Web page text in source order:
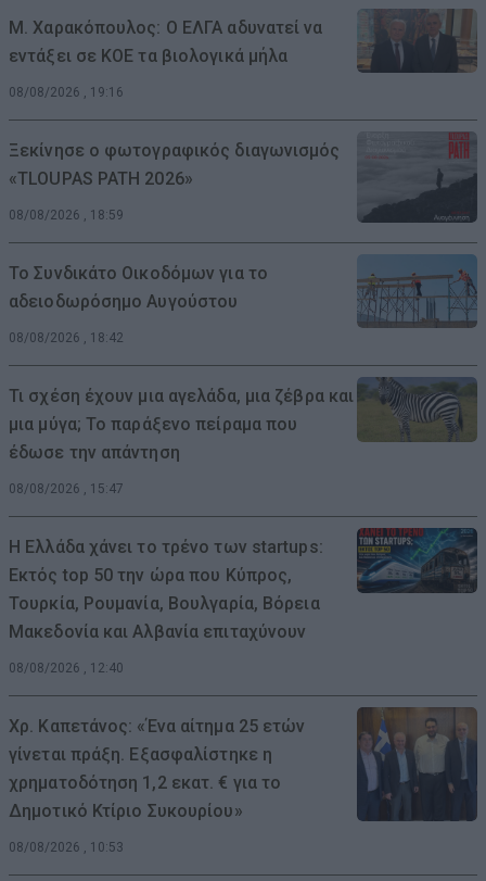
Μ. Χαρακόπουλος: Ο ΕΛΓΑ αδυνατεί να
εντάξει σε ΚΟΕ τα βιολογικά μήλα
08/08/2026 , 19:16
Ξεκίνησε ο φωτογραφικός διαγωνισμός
«TLOUPAS PATH 2026»
08/08/2026 , 18:59
Το Συνδικάτο Οικοδόμων για το
αδειοδωρόσημο Αυγούστου
08/08/2026 , 18:42
Τι σχέση έχουν μια αγελάδα, μια ζέβρα και
μια μύγα; Το παράξενο πείραμα που
έδωσε την απάντηση
08/08/2026 , 15:47
Η Ελλάδα χάνει το τρένο των startups:
Εκτός top 50 την ώρα που Κύπρος,
Τουρκία, Ρουμανία, Βουλγαρία, Βόρεια
Μακεδονία και Αλβανία επιταχύνουν
08/08/2026 , 12:40
Χρ. Καπετάνος: «Ένα αίτημα 25 ετών
γίνεται πράξη. Εξασφαλίστηκε η
χρηματοδότηση 1,2 εκατ. € για το
Δημοτικό Κτίριο Συκουρίου»
08/08/2026 , 10:53